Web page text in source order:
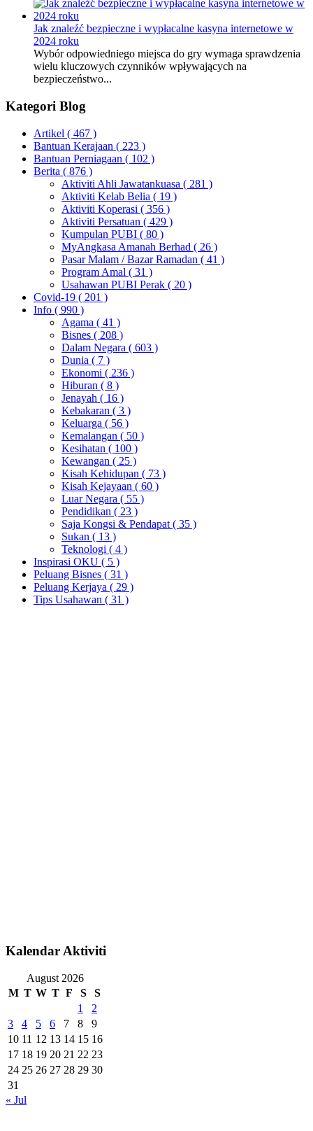
Jak znaleźć bezpieczne i wypłacalne kasyna internetowe w
2024 roku
Wybór odpowiedniego miejsca do gry wymaga sprawdzenia
wielu kluczowych czynników wpływających na
bezpieczeństwo...
Kategori Blog
Artikel ( 467 )
Bantuan Kerajaan ( 223 )
Bantuan Perniagaan ( 102 )
Berita ( 876 )
Aktiviti Ahli Jawatankuasa ( 281 )
Aktiviti Kelab Belia ( 19 )
Aktiviti Koperasi ( 356 )
Aktiviti Persatuan ( 429 )
Kumpulan PUBI ( 80 )
MyAngkasa Amanah Berhad ( 26 )
Pasar Malam / Bazar Ramadan ( 41 )
Program Amal ( 31 )
Usahawan PUBI Perak ( 20 )
Covid-19 ( 201 )
Info ( 990 )
Agama ( 41 )
Bisnes ( 208 )
Dalam Negara ( 603 )
Dunia ( 7 )
Ekonomi ( 236 )
Hiburan ( 8 )
Jenayah ( 16 )
Kebakaran ( 3 )
Keluarga ( 56 )
Kemalangan ( 50 )
Kesihatan ( 100 )
Kewangan ( 25 )
Kisah Kehidupan ( 73 )
Kisah Kejayaan ( 60 )
Luar Negara ( 55 )
Pendidikan ( 23 )
Saja Kongsi & Pendapat ( 35 )
Sukan ( 13 )
Teknologi ( 4 )
Inspirasi OKU ( 5 )
Peluang Bisnes ( 31 )
Peluang Kerjaya ( 29 )
Tips Usahawan ( 31 )
Kalendar Aktiviti
August 2026
M T W T F S
S
1
2
3
4 5 6 7 8
9
10 11 12 13 14 15 16
17 18 19 20 21 22 23
24 25 26 27 28 29 30
31
« Jul